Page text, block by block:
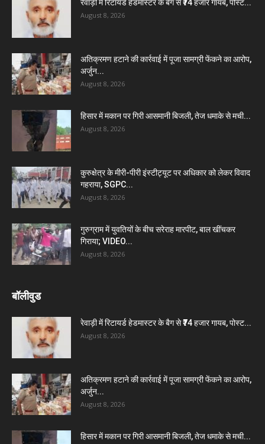
रेवाड़ी में रिटायर्ड हेडमास्टर के बैग से ₹74 हजार गायब, पोस्ट...
August 8, 2026
अतिक्रमण हटाने की कार्रवाई में पूजा सामग्री फेंकने का आरोप,
अर्जुन...
August 8, 2026
हिसार में मकान पर गिरी आसमानी बिजली, तेज धमाके से मची...
August 8, 2026
कुरुक्षेत्र के मीरी-पीरी इंस्टीट्यूट पर अधिकार को लेकर विवाद
गहराया, SGPC...
August 8, 2026
गुरुग्राम में युवतियों के बीच सरेराह मारपीट, बाल खींचकर
गिराया; VIDEO...
August 8, 2026
बॉलीवुड
रेवाड़ी में रिटायर्ड हेडमास्टर के बैग से ₹74 हजार गायब, पोस्ट...
August 8, 2026
अतिक्रमण हटाने की कार्रवाई में पूजा सामग्री फेंकने का आरोप,
अर्जुन...
August 8, 2026
हिसार में मकान पर गिरी आसमानी बिजली, तेज धमाके से मची...